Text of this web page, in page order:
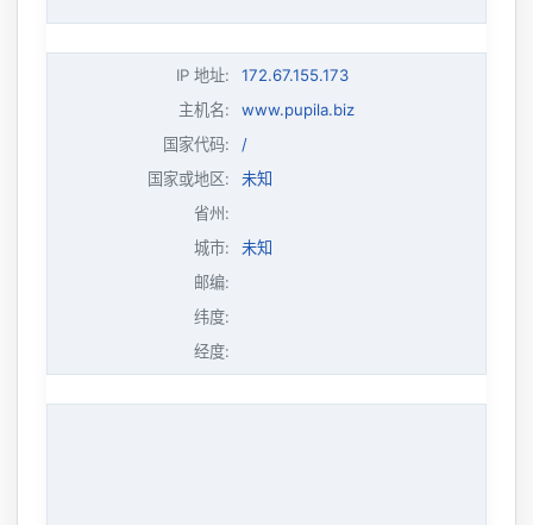
IP 地址:
172.67.155.173
主机名:
www.pupila.biz
国家代码:
/
国家或地区:
未知
省州:
城市:
未知
邮编:
纬度:
经度: